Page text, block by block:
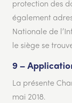
protection des
également
Nationale de
le siège se
9 –
La présente
mai 2018.